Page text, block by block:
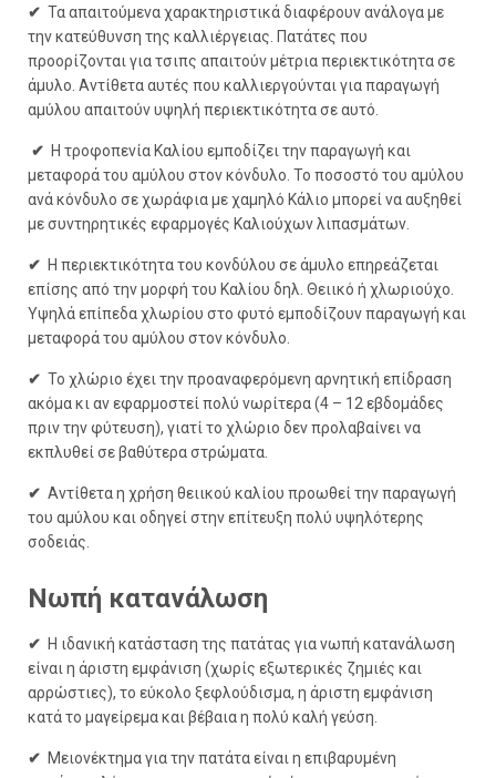
✔ Τα απαιτούμενα χαρακτηριστικά διαφέρουν ανάλογα με
την κατεύθυνση της καλλιέργειας. Πατάτες που
προορίζονται για τσιπς απαιτούν μέτρια περιεκτικότητα σε
άμυλο. Αντίθετα αυτές που καλλιεργούνται για παραγωγή
αμύλου απαιτούν υψηλή περιεκτικότητα σε αυτό.
✔ Η τροφοπενία Καλίου εμποδίζει την παραγωγή και
μεταφορά του αμύλου στον κόνδυλο. Το ποσοστό του αμύλου
ανά κόνδυλο σε χωράφια με χαμηλό Κάλιο μπορεί να αυξηθεί
με συντηρητικές εφαρμογές Καλιούχων λιπασμάτων.
✔ Η περιεκτικότητα του κονδύλου σε άμυλο επηρεάζεται
επίσης από την μορφή του Καλίου δηλ. Θειικό ή χλωριούχο.
Υψηλά επίπεδα χλωρίου στο φυτό εμποδίζουν παραγωγή και
μεταφορά του αμύλου στον κόνδυλο.
✔ Το χλώριο έχει την προαναφερόμενη αρνητική επίδραση
ακόμα κι αν εφαρμοστεί πολύ νωρίτερα (4 – 12 εβδομάδες
πριν την φύτευση), γιατί το χλώριο δεν προλαβαίνει να
εκπλυθεί σε βαθύτερα στρώματα.
✔ Αντίθετα η χρήση θειικού καλίου προωθεί την παραγωγή
του αμύλου και οδηγεί στην επίτευξη πολύ υψηλότερης
σοδειάς.
Νωπή κατανάλωση
✔ Η ιδανική κατάσταση της πατάτας για νωπή κατανάλωση
είναι η άριστη εμφάνιση (χωρίς εξωτερικές ζημιές και
αρρώστιες), το εύκολο ξεφλούδισμα, η άριστη εμφάνιση
κατά το μαγείρεμα και βέβαια η πολύ καλή γεύση.
✔ Μειονέκτημα για την πατάτα είναι η επιβαρυμένη